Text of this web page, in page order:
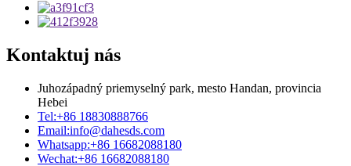
Kontaktuj nás
Juhozápadný priemyselný park, mesto Handan, provincia
Hebei
Tel:+86 18830888766
Email:info@dahesds.com
Whatsapp:+86 16682088180
Wechat:+86 16682088180